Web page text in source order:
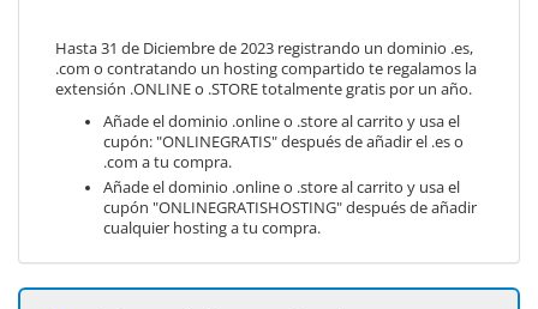
Hasta 31 de Diciembre de 2023 registrando un dominio .es,
.com o contratando un hosting compartido te regalamos la
extensión .ONLINE o .STORE totalmente gratis por un año.
Añade el dominio .online o .store al carrito y usa el
cupón: "ONLINEGRATIS" después de añadir el .es o
.com a tu compra.
Añade el dominio .online o .store al carrito y usa el
cupón "ONLINEGRATISHOSTING" después de añadir
cualquier hosting a tu compra.